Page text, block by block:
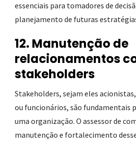
essenciais para tomadores de
planejamento de futuras
12. Manutenção de
relacionamentos
stakeholders
Stakeholders, sejam eles
ou funcionários, são fundamentais
uma organização. O assessor de
manutenção e fortalecimento